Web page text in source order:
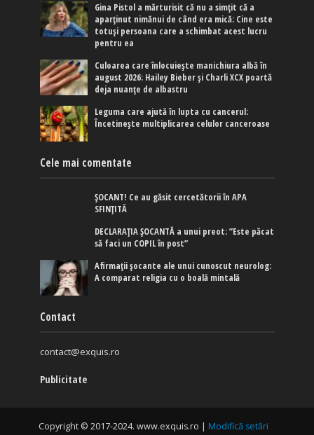
Gina Pistol a mărturisit că nu a simțit că a
aparținut nimănui de când era mică: Cine este
totuși persoana care a schimbat acest lucru
pentru ea
Culoarea care înlocuiește manichiura albă în
august 2026: Hailey Bieber și Charli XCX poartă
deja nuanțe de albastru
Leguma care ajută în lupta cu cancerul:
Încetinește multiplicarea celulor canceroase
Cele mai comentate
ȘOCANT! Ce au găsit cercetătorii în APA
SFINȚITĂ
DECLARAȚIA ȘOCANTĂ a unui preot: ”Este păcat
să faci un COPIL în post”
Afirmaţii şocante ale unui cunoscut neurolog:
A comparat religia cu o boală mintală
Contact
contact@exquis.ro
Publicitate
Copyright © 2017-2024. www.exquis.ro | Modifică setări